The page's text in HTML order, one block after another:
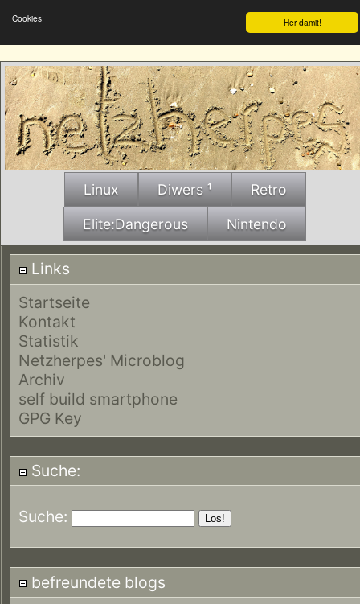
Her damit!
Cookies!
Linux Diwers ¹ Retro
Elite:Dangerous Nintendo
Links
Startseite
Kontakt
Statistik
Netzherpes' Microblog
Archiv
self build smartphone
GPG Key
Suche:
Suche:
befreundete blogs